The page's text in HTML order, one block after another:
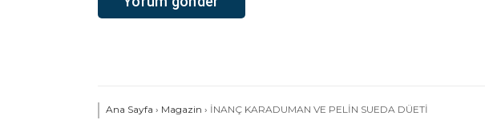
Ana Sayfa › Magazin › İNANÇ KARADUMAN VE PELİN SUEDA DÜETİ